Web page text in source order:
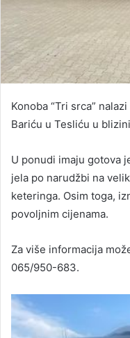
Konoba “Tri srca”
Bariću u Tesliću u
U ponudi imaju gotova
jela po narudžbi na
keteringa. Osim toga,
povoljnim cijenama.
Za više informacija
065/950-683.